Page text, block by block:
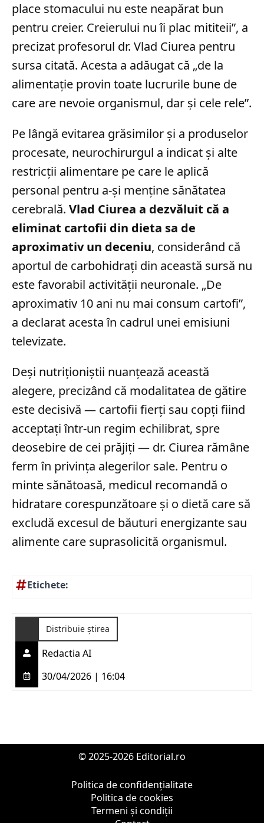
place stomacului nu este neapărat bun
pentru creier. Creierului nu îi plac mititeii”, a
precizat profesorul dr. Vlad Ciurea pentru
sursa citată. Acesta a adăugat că „de la
alimentație provin toate lucrurile bune de
care are nevoie organismul, dar și cele rele”.
Pe lângă evitarea grăsimilor și a produselor
procesate, neurochirurgul a indicat și alte
restricții alimentare pe care le aplică
personal pentru a-și menține sănătatea
cerebrală. Vlad Ciurea a dezvăluit că a
eliminat cartofii din dieta sa de
aproximativ un deceniu, considerând că
aportul de carbohidrați din această sursă nu
este favorabil activității neuronale. „De
aproximativ 10 ani nu mai consum cartofi”,
a declarat acesta în cadrul unei emisiuni
televizate.
Deși nutriționiștii nuanțează această
alegere, precizând că modalitatea de gătire
este decisivă — cartofii fierți sau copți fiind
acceptați într-un regim echilibrat, spre
deosebire de cei prăjiți — dr. Ciurea rămâne
ferm în privința alegerilor sale. Pentru o
minte sănătoasă, medicul recomandă o
hidratare corespunzătoare și o dietă care să
excludă excesul de băuturi energizante sau
alimente care suprasolicită organismul.
Etichete:
Distribuie știrea
Redactia AI
30/04/2026 | 16:04
© 2025-2026 Editorial.ro
Politica de confidențialitate
Politica de cookies
Termeni și condiții